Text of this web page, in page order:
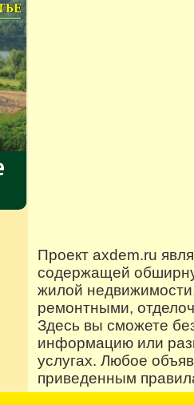
Проект axdem.ru
содержащей
жилой
ремонтными,
Здесь вы сможете
информацию или
услугах. Любое
приведенным